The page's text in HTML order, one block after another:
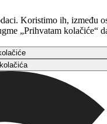
Koristimo ih, između
„Prihvatam kolačiće“